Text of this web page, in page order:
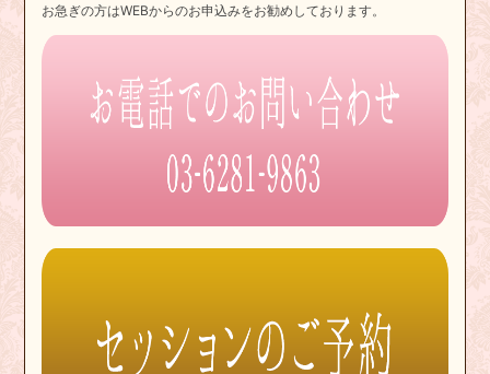
お急ぎの方はWEBからのお申込みをお勧めしております。